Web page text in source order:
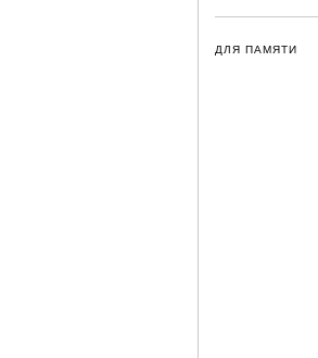
ДЛЯ ПАМЯТИ